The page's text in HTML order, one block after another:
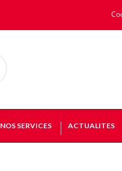
NOS SERVICES ACTUALITES